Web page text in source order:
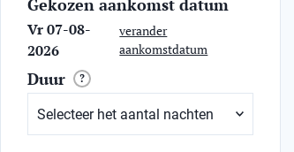
Gekozen aankomst datum
Vr 07-08-
2026
verander
aankomstdatum
Duur ?